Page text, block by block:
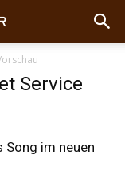
Service
im neuen